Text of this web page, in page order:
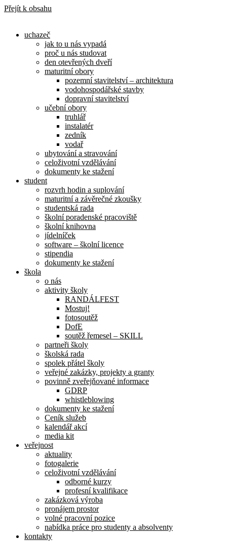
Přejít k obsahu
uchazeč
jak to u nás vypadá
proč u nás studovat
den otevřených dveří
maturitní obory
pozemní stavitelství – architektura
vodohospodářské stavby
dopravní stavitelství
učební obory
truhlář
instalatér
zedník
vodař
ubytování a stravování
celoživotní vzdělávání
dokumenty ke stažení
student
rozvrh hodin a suplování
maturitní a závěrečné zkoušky
studentská rada
školní poradenské pracoviště
školní knihovna
jídelníček
software – školní licence
stipendia
dokumenty ke stažení
škola
o nás
aktivity školy
RANDÁLFEST
Mostuj!
fotosoutěž
DofE
soutěž řemesel – SKILL
partneři školy
školská rada
spolek přátel školy
veřejné zakázky, projekty a granty
povinně zveřejňované informace
GDRP
whistleblowing
dokumenty ke stažení
Ceník služeb
kalendář akcí
media kit
veřejnost
aktuality
fotogalerie
celoživotní vzdělávání
odborné kurzy
profesní kvalifikace
zakázková výroba
pronájem prostor
volné pracovní pozice
nabídka práce pro studenty a absolventy
kontakty